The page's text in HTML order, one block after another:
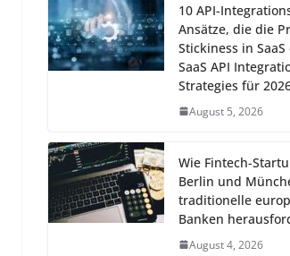
10 API-
Ansätze, die die
Stickiness in
SaaS API
Strategies für
August 5, 2026
Wie Fintech-
Berlin und
traditionelle
Banken
August 4, 2026